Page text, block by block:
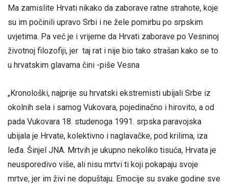
Ma zamislite Hrvati nikako da zaborave ratne strahote, koje
su im počinili upravo Srbi i ne žele pomirbu po srpskim
uvjetima. Pa već je i vrijeme da Hrvati zaborave po Vesninoj
životnoj filozofiji, jer taj rat i nije bio tako strašan kako se to
u hrvatskim glavama čini -piše Vesna
„Kronološki, najprije su hrvatski ekstremisti ubijali Srbe iz
okolnih sela i samog Vukovara, pojedinačno i hirovito, a od
pada Vukovara 18. studenoga 1991. srpska paravojska
ubijala je Hrvate, kolektivno i naglavačke, pod krilima, iza
leđa. Šinjel JNA. Mrtvih je ukupno nekoliko tisuća, Hrvata je
neusporedivo više, ali nisu mrtvi ti koji pokapaju svoje
mrtve, jer im živi ne dopuštaju. Emocije su svake godine sve